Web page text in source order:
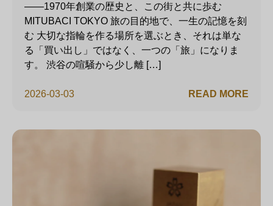
2026-03-03
——1970年創業の歴史と、この街と共に歩む
MITUBACI TOKYO 旅の目的地で、一生の記憶を刻
む 大切な指輪を作る場所を選ぶとき、それは単な
る「買い出し」ではなく、一つの「旅」になりま
す。 渋谷の喧騒から少し離 […]
READ MORE